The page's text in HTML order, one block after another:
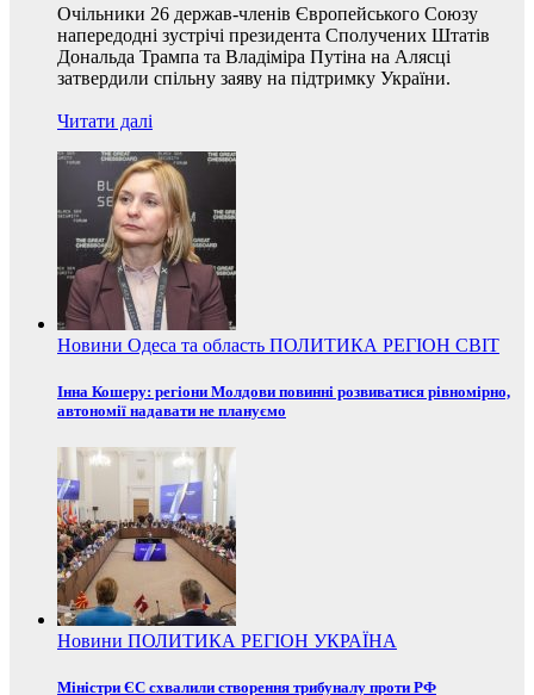
Очільники 26 держав-членів Європейського Союзу
напередодні зустрічі президента Сполучених Штатів
Дональда Трампа та Владіміра Путіна на Алясці
затвердили спільну заяву на підтримку України.
Читати далі
Новини Одеса та область ПОЛИТИКА РЕГІОН СВІТ
Інна Кошеру: регіони Молдови повинні розвиватися рівномірно,
автономії надавати не плануємо
Новини ПОЛИТИКА РЕГІОН УКРАЇНА
Міністри ЄС схвалили створення трибуналу проти РФ